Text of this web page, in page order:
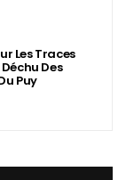
Les Traces
Des
Puy